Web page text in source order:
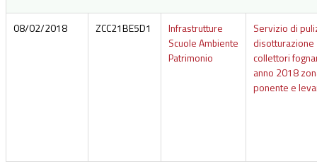
08/02/2018 ZCC21BE5D1
Infrastrutture
Scuole Ambiente
Patrimonio
Servizio di
disotturazione
collettori
anno 2018
ponente e